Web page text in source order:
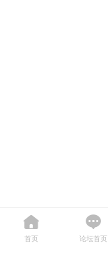
首页 论坛首页